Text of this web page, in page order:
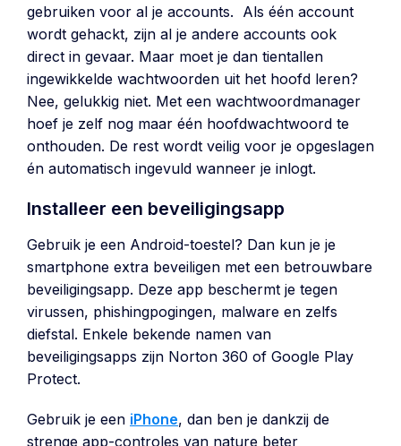
gebruiken voor al je accounts. Als één account
wordt gehackt, zijn al je andere accounts ook
direct in gevaar. Maar moet je dan tientallen
ingewikkelde wachtwoorden uit het hoofd leren?
Nee, gelukkig niet. Met een wachtwoordmanager
hoef je zelf nog maar één hoofdwachtwoord te
onthouden. De rest wordt veilig voor je opgeslagen
én automatisch ingevuld wanneer je inlogt.
Installeer een beveiligingsapp
Gebruik je een Android-toestel? Dan kun je je
smartphone extra beveiligen met een betrouwbare
beveiligingsapp. Deze app beschermt je tegen
virussen, phishingpogingen, malware en zelfs
diefstal. Enkele bekende namen van
beveiligingsapps zijn Norton 360 of Google Play
Protect.
Gebruik je een iPhone, dan ben je dankzij de
strenge app-controles van nature beter